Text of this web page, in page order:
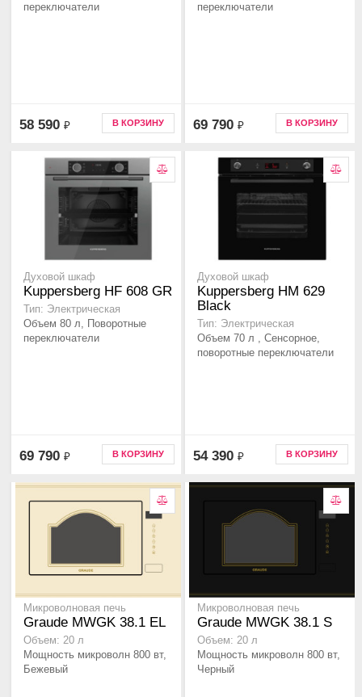
переключатели
58 590 ₽ В КОРЗИНУ
переключатели
69 790 ₽ В КОРЗИНУ
Духовой шкаф
Kuppersberg HF 608 GR
Тип: Электрическая
Объем 80 л, Поворотные
переключатели
69 790 ₽ В КОРЗИНУ
Духовой шкаф
Kuppersberg HM 629
Black
Тип: Электрическая
Объем 70 л , Сенсорное,
поворотные переключатели
54 390 ₽ В КОРЗИНУ
Микроволновая печь
Graude MWGK 38.1 EL
Объем: 20 л
Мощность микроволн 800 вт,
Бежевый
Микроволновая печь
Graude MWGK 38.1 S
Объем: 20 л
Мощность микроволн 800 вт,
Черный